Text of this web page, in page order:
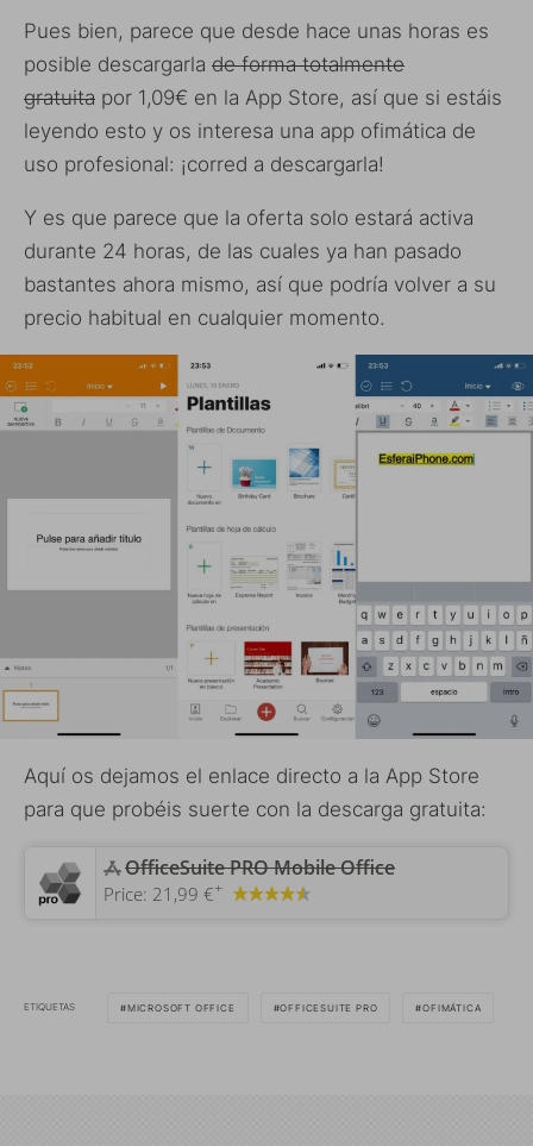
Pues bien, parece que desde hace unas horas es
posible descargarla de forma totalmente
gratuita por 1,09€ en la App Store, así que si estáis
leyendo esto y os interesa una app ofimática de
uso profesional: ¡corred a descargarla!
Y es que parece que la oferta solo estará activa
durante 24 horas, de las cuales ya han pasado
bastantes ahora mismo, así que podría volver a su
precio habitual en cualquier momento.
Aquí os dejamos el enlace directo a la App Store
para que probéis suerte con la descarga gratuita:
OfficeSuite PRO Mobile Office
Price: 21,99 €+
ETIQUETAS MICROSOFT OFFICE OFFICESUITE PRO OFIMÁTICA